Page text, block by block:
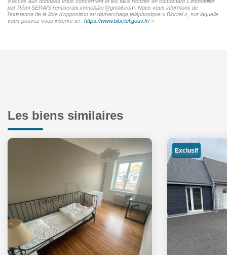
par Rémi SERAIS remiserais.immobilier@gmail.com. Nous vous informons de
l'existence de la liste d'opposition au démarchage téléphonique « Bloctel », sur laquelle
vous pouvez vous inscrire ici : https://www.bloctel.gouv.fr/»
Les biens similaires
Exclusif